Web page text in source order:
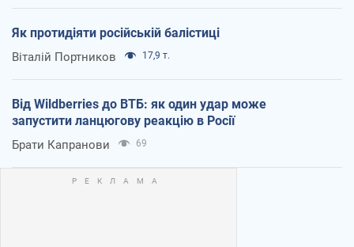
Як протидіяти російській балістиці
Віталій Портников 17,9 т.
Від Wildberries до ВТБ: як один удар може
запустити ланцюгову реакцію в Росії
Брати Капранови 69